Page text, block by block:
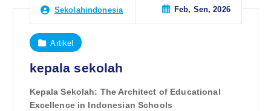
Sekolahindonesia Feb, Sen, 2026
Artikel
kepala sekolah
Kepala Sekolah: The Architect of Educational
Excellence in Indonesian Schools